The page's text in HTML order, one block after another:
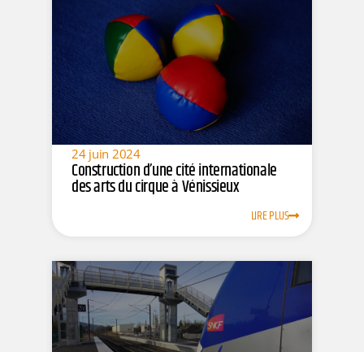
24 juin 2024
Construction d’une cité internationale
des arts du cirque à Vénissieux
LIRE PLUS